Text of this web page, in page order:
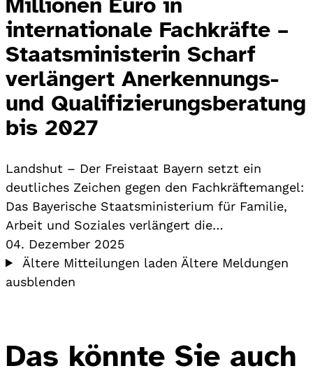
internationale Fachkräfte –
Staatsministerin Scharf
verlängert Anerkennungs-
und Qualifizierungsberatung
bis 2027
Landshut – Der Freistaat Bayern setzt ein
deutliches Zeichen gegen den Fachkräftemangel:
Das Bayerische Staatsministerium für Familie,
Arbeit und Soziales verlängert die…
04. Dezember 2025
Ältere Mitteilungen laden Ältere Meldungen
ausblenden
Das könnte Sie auch